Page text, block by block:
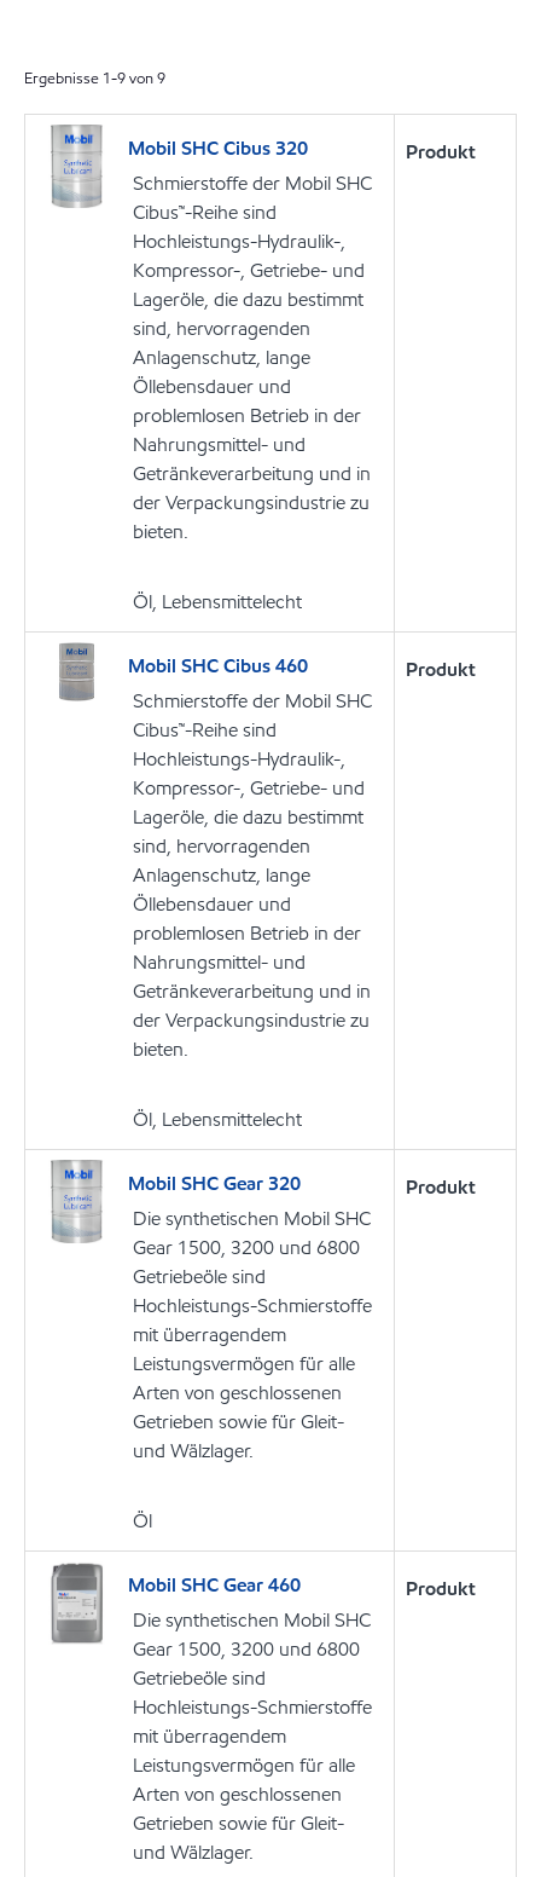
Ergebnisse 1-9von9
Mobil SHC Cibus 320
Schmierstoffe der Mobil SHC
Cibus™-Reihe sind
Hochleistungs-Hydraulik-,
Kompressor-, Getriebe- und
Lageröle, die dazu bestimmt
sind, hervorragenden
Anlagenschutz, lange
Öllebensdauer und
problemlosen Betrieb in der
Nahrungsmittel- und
Getränkeverarbeitung und in
der Verpackungsindustrie zu
bieten.
Öl, Lebensmittelecht
Produkt
Mobil SHC Cibus 460
Schmierstoffe der Mobil SHC
Cibus™-Reihe sind
Hochleistungs-Hydraulik-,
Kompressor-, Getriebe- und
Lageröle, die dazu bestimmt
sind, hervorragenden
Anlagenschutz, lange
Öllebensdauer und
problemlosen Betrieb in der
Nahrungsmittel- und
Getränkeverarbeitung und in
der Verpackungsindustrie zu
bieten.
Öl, Lebensmittelecht
Produkt
Mobil SHC Gear 320
Die synthetischen Mobil SHC
Gear 1500, 3200 und 6800
Getriebeöle sind
Hochleistungs-Schmierstoffe
mit überragendem
Leistungsvermögen für alle
Arten von geschlossenen
Getrieben sowie für Gleit-
und Wälzlager.
Öl
Produkt
Mobil SHC Gear 460
Die synthetischen Mobil SHC
Gear 1500, 3200 und 6800
Getriebeöle sind
Hochleistungs-Schmierstoffe
mit überragendem
Leistungsvermögen für alle
Arten von geschlossenen
Getrieben sowie für Gleit-
und Wälzlager.
Produkt